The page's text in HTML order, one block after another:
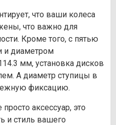
что ваши колеса
что важно для
Кроме того, с пятью
и диаметром
мм, установка дисков
А диаметр ступицы в
фиксацию.
аксессуар, это
и стиль вашего